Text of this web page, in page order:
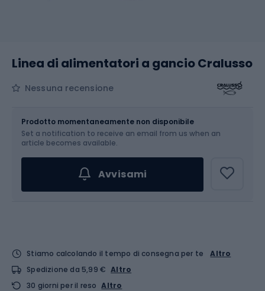
Linea di alimentatori a gancio Cralusso
Nessuna recensione
Scegli un'opzione...
Prodotto momentaneamente non disponibile
Set a notification to receive an email from us when an
article becomes available.
Avvisami
Stiamo calcolando il tempo di consegna per te
Altro
Spedizione da 5,99 € Altro
30 giorni per il reso Altro